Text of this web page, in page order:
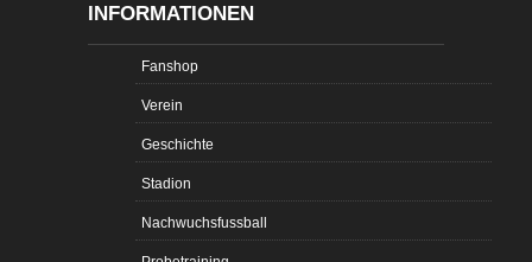
INFORMATIONEN
Fanshop
Verein
Geschichte
Stadion
Nachwuchsfussball